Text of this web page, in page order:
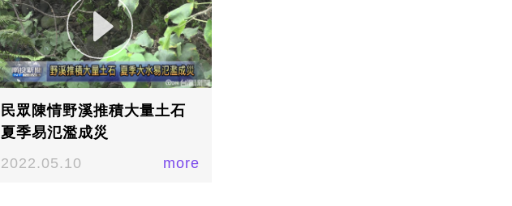
民眾陳情野溪推積大量土石
夏季易氾濫成災
2022.05.10
more